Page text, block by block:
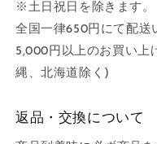
※土日祝日を除きます。
全国一律650円にて配送
5,000円以上のお買い上
縄、北海道除く)
返品・交換について